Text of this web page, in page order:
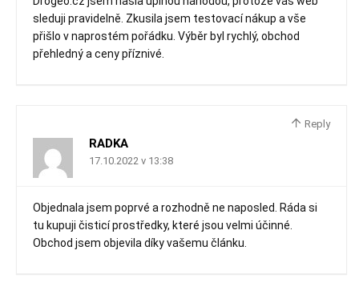
sleduji pravidelně. Zkusila jsem testovací nákup a vše
přišlo v naprostém pořádku. Výběr byl rychlý, obchod
přehledný a ceny příznivé.
Reply
RADKA
17.10.2022 v 13:38
Objednala jsem poprvé a rozhodně ne naposled. Ráda si
tu kupuji čisticí prostředky, které jsou velmi účinné.
Obchod jsem objevila díky vašemu článku.